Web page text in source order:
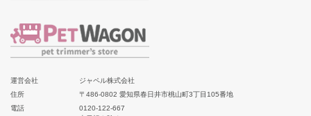
運営会社
ジャペル株式会社
住所
〒486-0802 愛知県春日井市桃山町3丁目105番地
電話
0120-122-667